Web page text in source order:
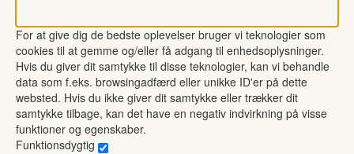
For at give dig de bedste oplevelser bruger vi teknologier som
cookies til at gemme og/eller få adgang til enhedsoplysninger.
Hvis du giver dit samtykke til disse teknologier, kan vi behandle
data som f.eks. browsingadfærd eller unikke ID'er på dette
websted. Hvis du ikke giver dit samtykke eller trækker dit
samtykke tilbage, kan det have en negativ indvirkning på visse
funktioner og egenskaber.
Funktionsdygtig